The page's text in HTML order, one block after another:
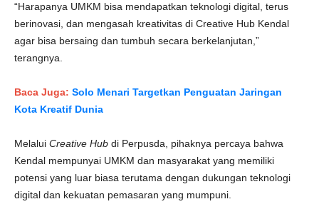
“Harapanya UMKM bisa mendapatkan teknologi digital, terus
berinovasi, dan mengasah kreativitas di Creative Hub Kendal
agar bisa bersaing dan tumbuh secara berkelanjutan,”
terangnya.
Baca Juga: Solo Menari Targetkan Penguatan Jaringan
Kota Kreatif Dunia
Melalui Creative Hub di Perpusda, pihaknya percaya bahwa
Kendal mempunyai UMKM dan masyarakat yang memiliki
potensi yang luar biasa terutama dengan dukungan teknologi
digital dan kekuatan pemasaran yang mumpuni.